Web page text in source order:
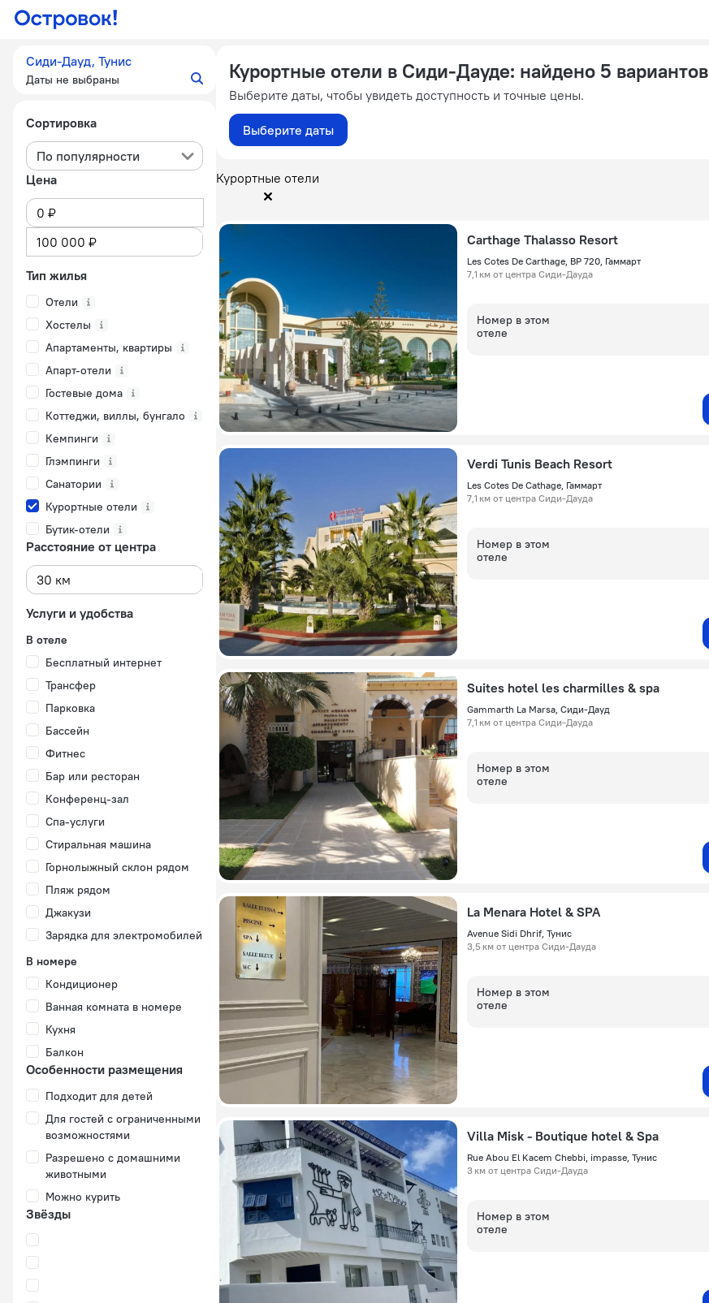
Сиди-Дауд, Тунис
Даты не выбраны
Сортировка
По популярности
Цена
Тип жилья
Отели
Хостелы
Апартаменты, квартиры
Апарт-отели
Гостевые дома
Коттеджи, виллы, бунгало
Кемпинги
Глэмпинги
Санатории
Курортные отели
Бутик-отели
Расстояние от центра
Услуги и удобства
В отеле
Бесплатный интернет
Трансфер
Парковка
Бассейн
Фитнес
Бар или ресторан
Конференц-зал
Спа-услуги
Стиральная машина
Горнолыжный склон рядом
Пляж рядом
Джакузи
Зарядка для электромобилей
В номере
Кондиционер
Ванная комната в номере
Кухня
Балкон
Особенности размещения
Подходит для детей
Для гостей с ограниченными
возможностями
Разрешено с домашними
животными
Можно курить
Звёзды
Курортные отели в Сиди-Дауде: найдено 5 вариантов
Выберите даты, чтобы увидеть доступность и точные цены.
Выберите даты
Курортные отели
Carthage Thalasso Resort
Les Cotes De Carthage, BP 720, Гаммарт
7,1 км от центра Сиди-Дауда
Номер в этом
отеле
Verdi Tunis Beach Resort
Les Cotes De Cathage, Гаммарт
7,1 км от центра Сиди-Дауда
Номер в этом
отеле
Suites hotel les charmilles & spa
Gammarth La Marsa, Сиди-Дауд
7,1 км от центра Сиди-Дауда
Номер в этом
отеле
La Menara Hotel & SPA
Avenue Sidi Dhrif, Тунис
3,5 км от центра Сиди-Дауда
Номер в этом
отеле
Villa Misk - Boutique hotel & Spa
Rue Abou El Kacem Chebbi, impasse, Тунис
3 км от центра Сиди-Дауда
Номер в этом
отеле